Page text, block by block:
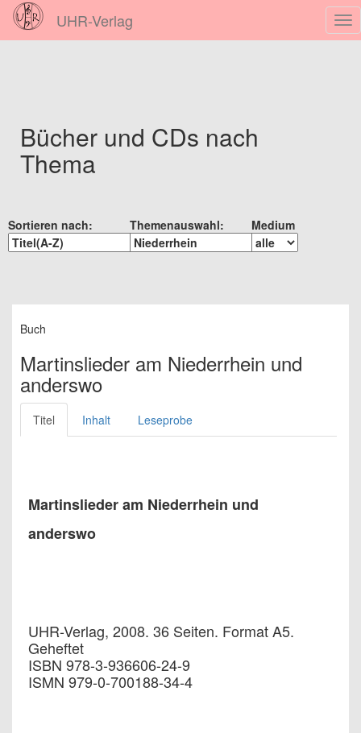
UHR-Verlag
Bücher und CDs nach
Thema
Sortieren nach: Themenauswahl: Medium
Buch
Martinslieder am Niederrhein und
anderswo
Titel Inhalt Leseprobe
Martinslieder am Niederrhein und
anderswo
UHR-Verlag, 2008. 36 Seiten. Format A5.
Geheftet
ISBN 978-3-936606-24-9
ISMN 979-0-700188-34-4